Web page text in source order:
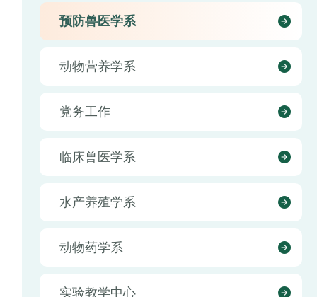
预防兽医学系
动物营养学系
党务工作
临床兽医学系
水产养殖学系
动物药学系
实验教学中心